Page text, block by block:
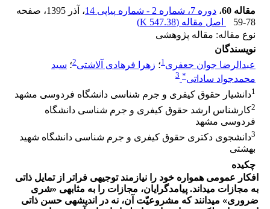
مقاله 60
، دوره 7، شماره 2 - شماره پیاپی 14 ، آذر 1395
، صفحه
59-78
اصل مقاله (547.38 K
)
نوع مقاله: مقاله پژوهشی
نویسندگان
عبدالرضا جوان جعفری1؛ زهرا فرهادی آلاشتی2؛ سید
محمدجواد ساداتی*
3
1دانشیار حقوق کیفری و جرم شناسی دانشگاه فردوسی مشهد
2کارشناس ارشد حقوق کیفری و جرم شناسی دانشگاه
فردوسی مشهد
3دانشجوی دکتری حقوق کیفری و جرم شناسی دانشگاه شهید
بهشتی
چکیده
افکار عمومی همواره خود را نیازمند توجیهی فراتر از تمایل ذاتی
به مجازات می­داند. پیامدگرایان، مجازات را به مثابه­ی «شری
ضروری­» می­دانند که مشروعیّت آن، نه در اندیشه­ی حسن ذاتی